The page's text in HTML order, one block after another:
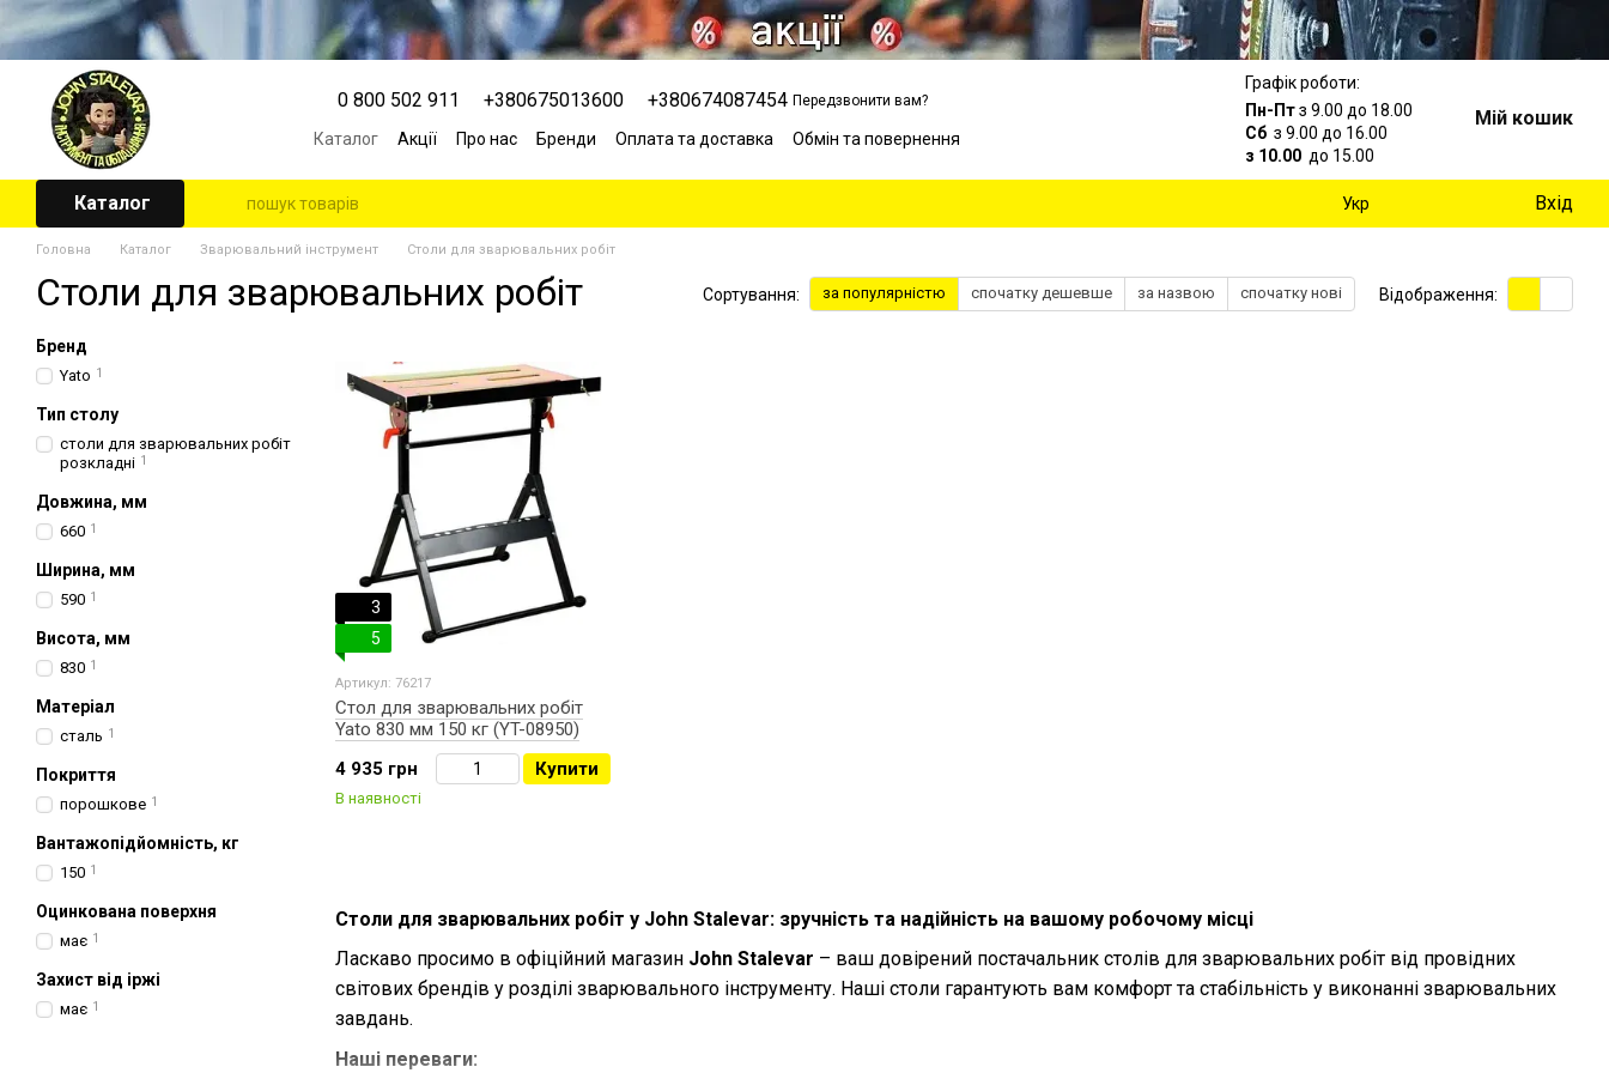
Перейти к основному контенту
0 800 502 911 +380675013600 +380674087454 Передзвонити вам?
Каталог Акції Про нас Бренди Оплата та доставка
Обмін та повернення
Графік роботи:
Пн-Птз 9.00 до 18.00
Сб з 9.00 до 16.00
з 10.00 до 15.00
Мій кошик
Каталог Укр Вхід
Головна Каталог Зварювальний інструмент Столи для зварювальних робіт
Столи для зварювальних робіт Сортування: за популярністю спочатку дешевше за назвою спочатку нові Відображення:
Столи для зварювальних робіт у John Stalevar: зручність та надійність на вашому робочому місці
Ласкаво просимо в офіційний магазин John Stalevar – ваш довірений постачальник столів для зварювальних робіт від провідних
світових брендів у розділі зварювального інструменту. Наші столи гарантують вам комфорт та стабільність у виконанні зварювальних
завдань.
Наші переваги:
3
5
Артикул: 76217
Стол для зварювальних робіт
Yato 830 мм 150 кг (YT-08950)
4 935 грн
Купити
В наявності
Бренд
Yato 1
Тип столу
столи для зварювальних робіт
розкладні 1
Довжина, мм
660 1
Ширина, мм
590 1
Висота, мм
830 1
Матеріал
сталь 1
Покриття
порошкове 1
Вантажопідйомність, кг
150 1
Оцинкована поверхня
має 1
Захист від іржі
має 1